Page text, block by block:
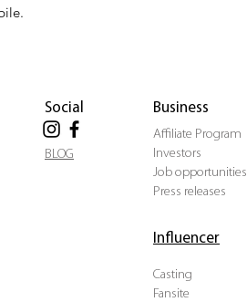
Social
BLOG
Business
Affiliate Program
Investors
Job opportunities
Press releases
Influencer
Casting
Fansite